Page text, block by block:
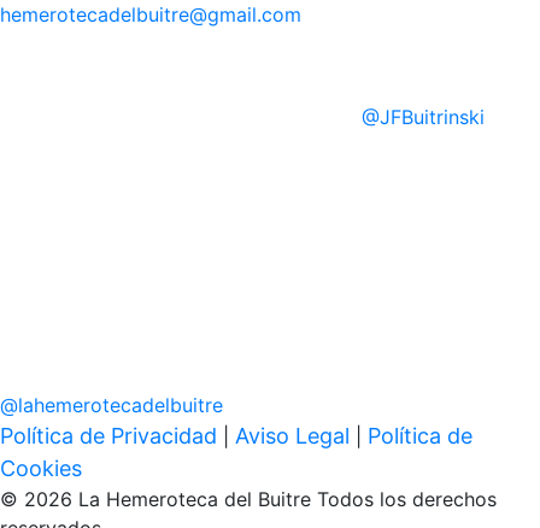
hemerotecadelbuitre@gmail.com
@JFBuitrinski
@lahemerotecadelbuitre
Política de Privacidad Aviso Legal
Política de
Cookies
© 2026 La Hemeroteca del Buitre Todos los derechos